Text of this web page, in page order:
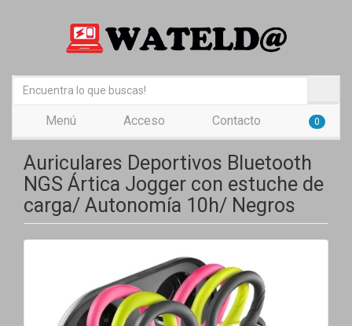
Menú Acceso Contacto 0
Auriculares Deportivos Bluetooth
NGS Ártica Jogger con estuche de
carga/ Autonomía 10h/ Negros